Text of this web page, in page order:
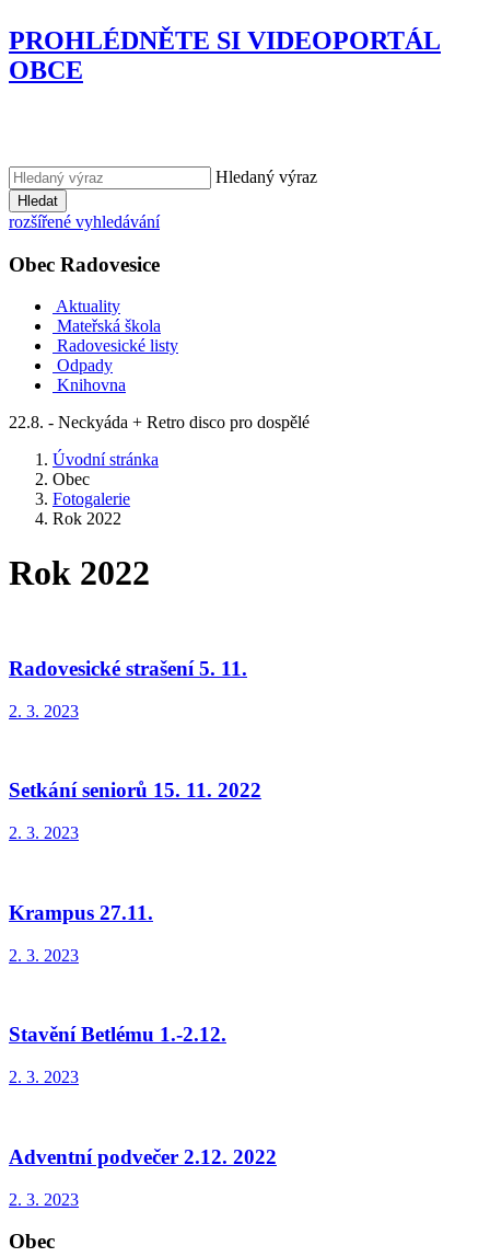
PROHLÉDNĚTE SI VIDEOPORTÁL
OBCE
Hledaný výraz
Hledat
rozšířené vyhledávání
Obec Radovesice
Aktuality
Mateřská škola
Radovesické listy
Odpady
Knihovna
22.8. - Neckyáda + Retro disco pro dospělé
Úvodní stránka
Obec
Fotogalerie
Rok 2022
Rok 2022
Radovesické strašení 5. 11.
2. 3. 2023
Setkání seniorů 15. 11. 2022
2. 3. 2023
Krampus 27.11.
2. 3. 2023
Stavění Betlému 1.-2.12.
2. 3. 2023
Adventní podvečer 2.12. 2022
2. 3. 2023
Obec